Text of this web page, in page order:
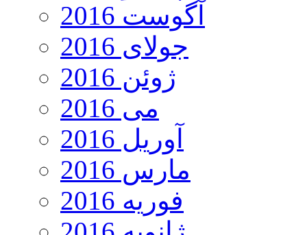
آگوست 2016
جولای 2016
ژوئن 2016
می 2016
آوریل 2016
مارس 2016
فوریه 2016